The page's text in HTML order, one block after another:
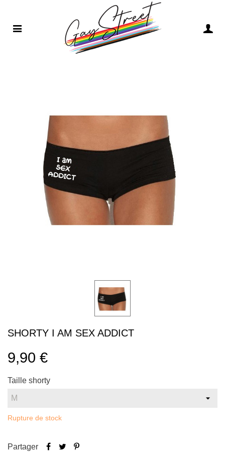
SHORTY I AM SEX ADDICT
9,90 €
Taille shorty
Rupture de stock
Partager